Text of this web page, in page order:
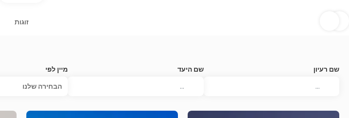
זוגות
שם רעיון שם היעד
מיין לפי
הבחירה שלנו